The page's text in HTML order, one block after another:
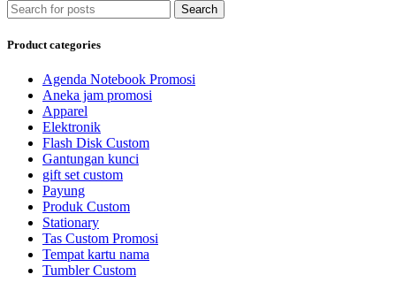
Search
Product categories
Agenda Notebook Promosi
Aneka jam promosi
Apparel
Elektronik
Flash Disk Custom
Gantungan kunci
gift set custom
Payung
Produk Custom
Stationary
Tas Custom Promosi
Tempat kartu nama
Tumbler Custom